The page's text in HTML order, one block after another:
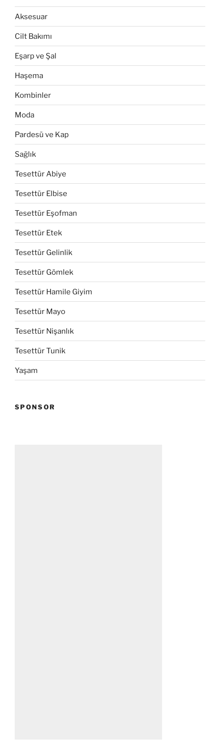
Aksesuar
Cilt Bakımı
Eşarp ve Şal
Haşema
Kombinler
Moda
Pardesü ve Kap
Sağlık
Tesettür Abiye
Tesettür Elbise
Tesettür Eşofman
Tesettür Etek
Tesettür Gelinlik
Tesettür Gömlek
Tesettür Hamile Giyim
Tesettür Mayo
Tesettür Nişanlık
Tesettür Tunik
Yaşam
SPONSOR